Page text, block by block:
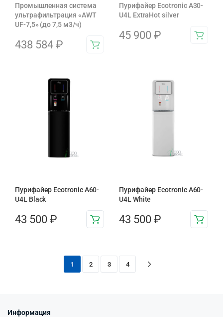
Промышленная система
ультрафильтрация «AWT
UF-7,5» (до 7,5 м3/ч)
438 584 ₽
Пурифайер Ecotronic A30-
U4L ExtraHot silver
45 900 ₽
Пурифайер Ecotronic A60-
U4L Black
43 500 ₽
Пурифайер Ecotronic A60-
U4L White
43 500 ₽
1 2 3 4
Информация